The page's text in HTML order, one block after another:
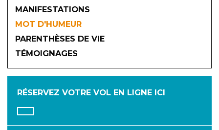
MANIFESTATIONS
MOT D'HUMEUR
PARENTHÈSES DE VIE
TÉMOIGNAGES
RÉSERVEZ VOTRE VOL EN LIGNE ICI
JANVIER
AVRIL MAI JUIN
JUILLET AOÛT SEPTEMBRE
OCTOBRE